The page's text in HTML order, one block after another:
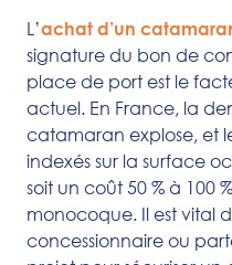
L’achat d’un
signature du bon de
place de port est le
actuel. En France, la
catamaran explose, et
indexés sur la surface
soit un coût 50 % à 100
monocoque. Il est vital
concessionnaire ou